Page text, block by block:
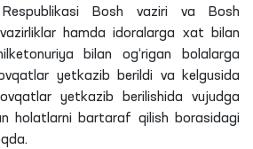
Respublikasi Bosh vaziri va Bosh
hamda idoralarga xat bilan
bilan og‘rigan bolalarga
yetkazib berildi va kelgusida
yetkazib berilishida vujudga
holatlarni bartaraf qilish borasidagi
.